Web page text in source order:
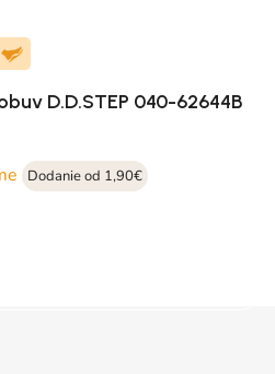
D.D.STEP 040-62644B
Dodanie od 1,90€